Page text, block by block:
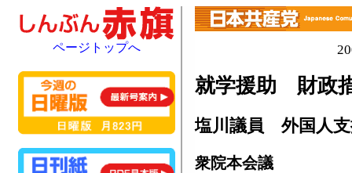
就学援助 財政
塩川議員 外国人支
衆院本会議
ページトップへ